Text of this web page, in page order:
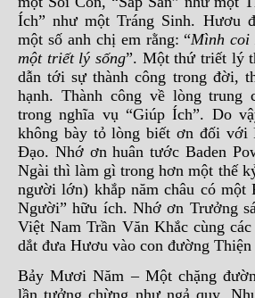
Ích” như một Tráng Sinh. Hươu
một số anh chị em rằng: “Mình coi
một triết lý sống”. Một thứ triết lý
dẫn tới sự thành công trong đời,
hạnh. Thành công về lòng trung
trong nghĩa vụ “Giúp Ích”. Do
không bày tỏ lòng biết ơn đối với
Đạo. Nhớ ơn huân tước Baden
Ngài thì làm gì trong hơn một thế
người lớn) khắp năm châu có một
Người” hữu ích. Nhớ ơn Trưởng
Việt Nam Trần Văn Khắc cùng
dắt đưa Hươu vào con đường Thiện
Bảy Mươi Năm – Một chặng